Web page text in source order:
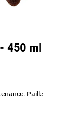
450 ml
Paille